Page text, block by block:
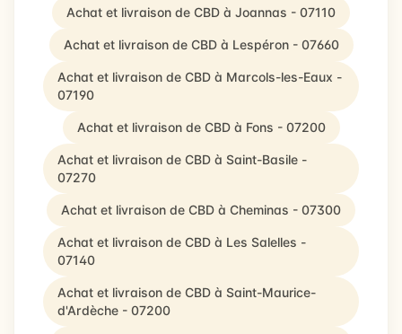
Achat et livraison de CBD à Joannas - 07110
Achat et livraison de CBD à Lespéron - 07660
Achat et livraison de CBD à Marcols-les-Eaux -
07190
Achat et livraison de CBD à Fons - 07200
Achat et livraison de CBD à Saint-Basile -
07270
Achat et livraison de CBD à Cheminas - 07300
Achat et livraison de CBD à Les Salelles -
07140
Achat et livraison de CBD à Saint-Maurice-
d'Ardèche - 07200